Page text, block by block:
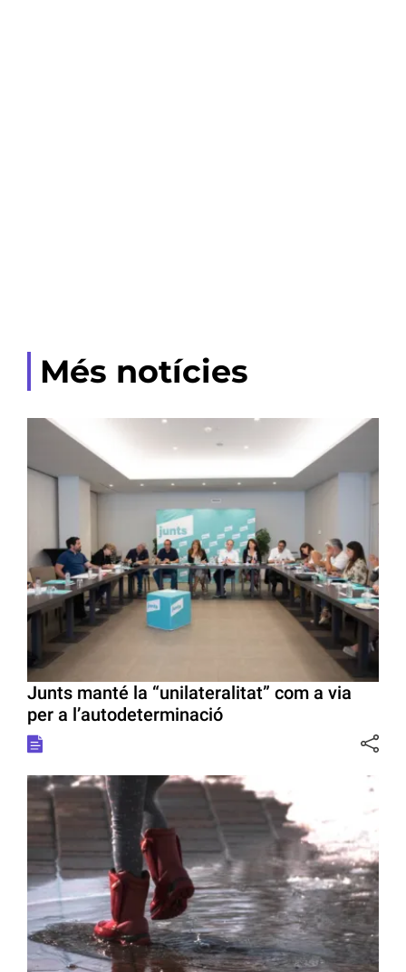
Més notícies
Junts manté la “unilateralitat” com a via
per a l’autodeterminació